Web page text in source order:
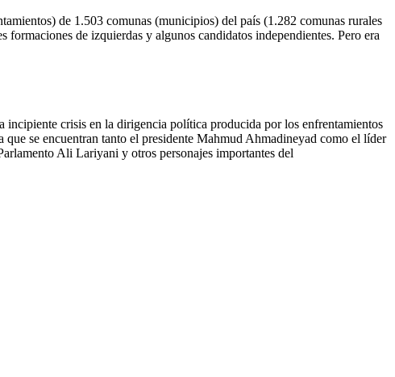
de 1.503 comunas (municipios) del país (1.282 comunas rurales
de izquierdas y algunos candidatos independientes. Pero era
incipiente crisis en la dirigencia política producida por los enfrentamientos
que se encuentran tanto el presidente Mahmud Ahmadineyad como el líder
Ali Lariyani y otros personajes importantes del